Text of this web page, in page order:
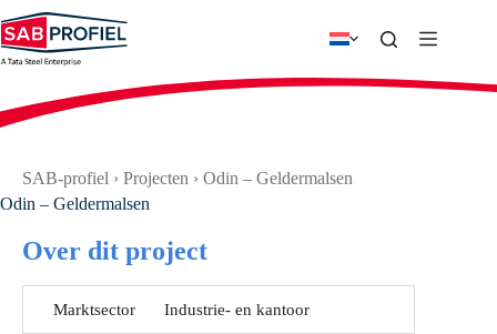
naar
de
inhoud
SAB-profiel › Projecten › Odin – Geldermalsen
Odin – Geldermalsen
Over dit project
Marktsector Industrie- en kantoor